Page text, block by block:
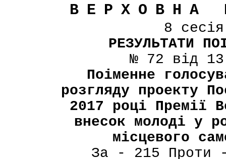
ВЕРХОВНА
8
РЕЗУЛЬТАТИ
№ 72 від
Поіменне
розгляду проекту
2017 році Премії
внесок молоді у
місцевого
За - 215 Проти